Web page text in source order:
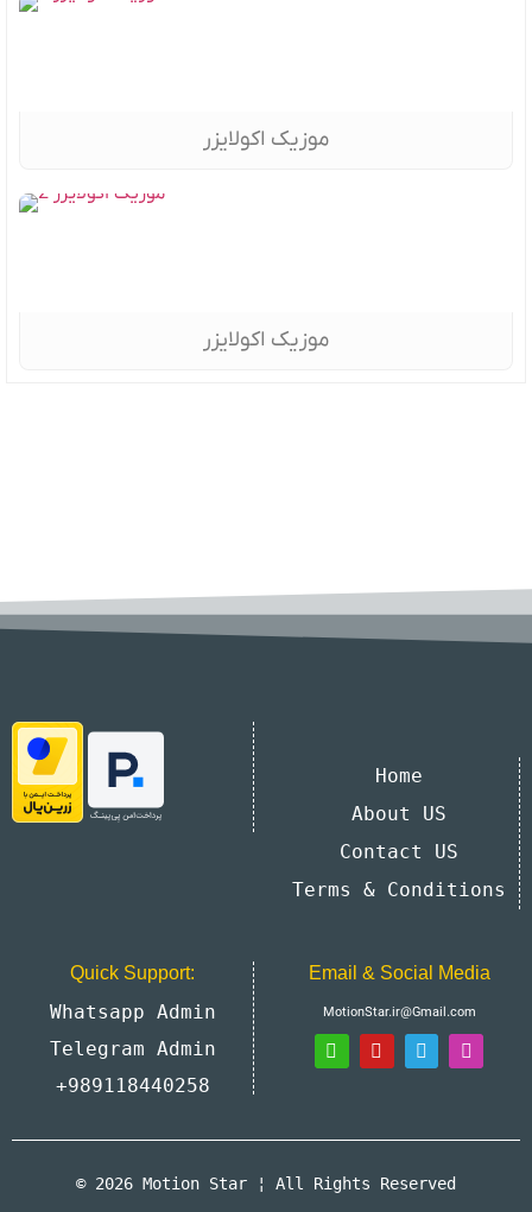
موزیک اکولایزر
موزیک اکولایزر
Home
About US
Contact US
Terms & Conditions
Quick Support:
Whatsapp Admin
Telegram Admin
+989118440258
Email & Social Media
MotionStar.ir@Gmail.com
© 2026 Motion Star ¦ All Rights Reserved